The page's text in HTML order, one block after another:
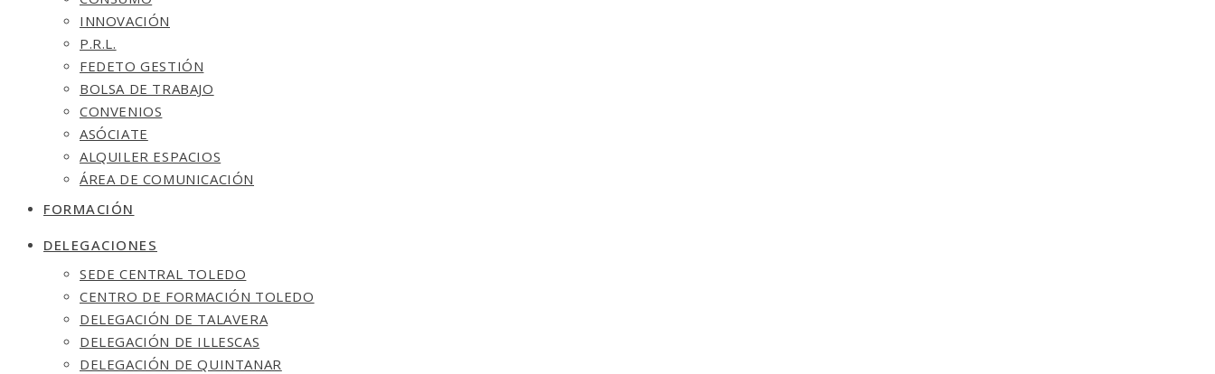
INNOVACIÓN
P.R.L.
FEDETO GESTIÓN
BOLSA DE TRABAJO
CONVENIOS
ASÓCIATE
ALQUILER ESPACIOS
ÁREA DE COMUNICACIÓN
FORMACIÓN
DELEGACIONES
SEDE CENTRAL TOLEDO
CENTRO DE FORMACIÓN TOLEDO
DELEGACIÓN DE TALAVERA
DELEGACIÓN DE ILLESCAS
DELEGACIÓN DE QUINTANAR